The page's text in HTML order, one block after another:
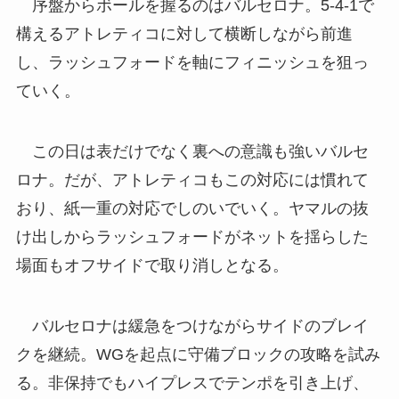
序盤からボールを握るのはバルセロナ。5-4-1で
構えるアトレティコに対して横断しながら前進
し、ラッシュフォードを軸にフィニッシュを狙っ
ていく。
この日は表だけでなく裏への意識も強いバルセ
ロナ。だが、アトレティコもこの対応には慣れて
おり、紙一重の対応でしのいでいく。ヤマルの抜
け出しからラッシュフォードがネットを揺らした
場面もオフサイドで取り消しとなる。
バルセロナは緩急をつけながらサイドのブレイ
クを継続。WGを起点に守備ブロックの攻略を試み
る。非保持でもハイプレスでテンポを引き上げ、